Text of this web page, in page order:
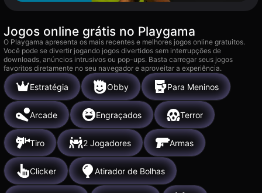
Jogos online grátis no Playgama
O Playgama apresenta os mais recentes e melhores jogos online gratuitos.
Você pode se divertir jogando jogos divertidos sem interrupções de
downloads, anúncios intrusivos ou pop-ups. Basta carregar seus jogos
favoritos diretamente no seu navegador e aproveitar a experiência.
Estratégia Obby Para Meninos
Arcade Engraçados Terror
Tiro 2 Jogadores Armas
Clicker Atirador de Bolhas